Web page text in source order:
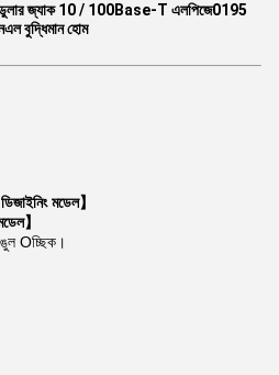
জ্যাক 10 / 100Base-T এলপিজে0195
বুদ্ধিমান হোম
মডেল】
】
Oচ্ছিক।